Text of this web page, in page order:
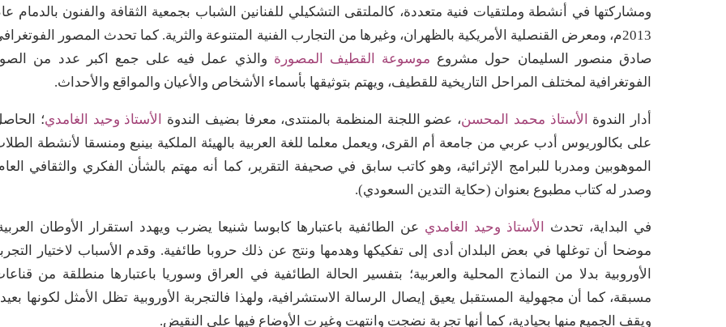
ومشاركتها في أنشطة وملتقيات فنية متعددة، كالملتقى التشكيلي للفنانين الشباب بجمعية الثقافة والفنون بالدمام
2013م، ومعرض القنصلية الأمريكية بالظهران، وغيرها من التجارب الفنية المتنوعة والثرية. كما تحدث المصور
صادق منصور السليمان حول مشروع موسوعة القطيف المصورة والذي عمل فيه على جمع اكبر عدد من
الفوتغرافية لمختلف المراحل التاريخية للقطيف، ويهتم بتوثيقها بأسماء الأشخاص والأعيان والمواقع والأحداث.
أدار الندوة الأستاذ محمد المحسن، عضو اللجنة المنظمة بالمنتدى، معرفا بضيف الندوة الأستاذ وحيد الغامدي؛
على بكالوريوس أدب عربي من جامعة أم القرى، ويعمل معلما للغة العربية بالهيئة الملكية بينبع ومنسقا لأنشطة
الموهوبين ومدربا للبرامج الإثرائية، وهو كاتب سابق في صحيفة التقرير، كما أنه مهتم بالشأن الفكري والثقافي
وصدر له كتاب مطبوع بعنوان (حكاية التدين السعودي).
في البداية، تحدث الأستاذ وحيد الغامدي عن الطائفية باعتبارها كابوسا شنيعا يضرب ويهدد استقرار الأوطان
موضحا أن توغلها في بعض البلدان أدى إلى تفكيكها وهدمها ونتج عن ذلك حروبا طائفية. وقدم الأسباب لاختيار
الأوروبية بدلا من النماذج المحلية والعربية؛ بتفسير الحالة الطائفية في العراق وسوريا باعتبارها منطلقة من
مسبقة، كما أن مجهولية المستقبل يعيق إيصال الرسالة الاستشرافية، ولهذا فالتجربة الأوروبية تظل الأمثل لكونها
ويقف الجميع منها بحيادية، كما أنها تجربة نضجت وانتهت وغيرت الأوضاع فيها على النقيض.